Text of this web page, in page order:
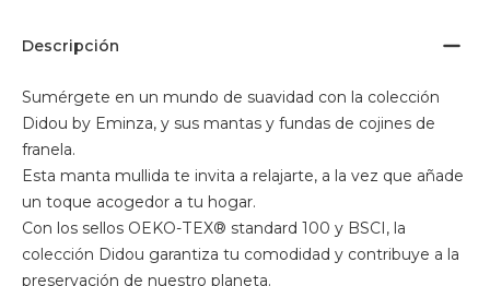
Descripción
Sumérgete en un mundo de suavidad con la colección
Didou by Eminza, y sus mantas y fundas de cojines de
franela.
Esta manta mullida te invita a relajarte, a la vez que añade
un toque acogedor a tu hogar.
Con los sellos OEKO-TEX® standard 100 y BSCI, la
colección Didou garantiza tu comodidad y contribuye a la
preservación de nuestro planeta.